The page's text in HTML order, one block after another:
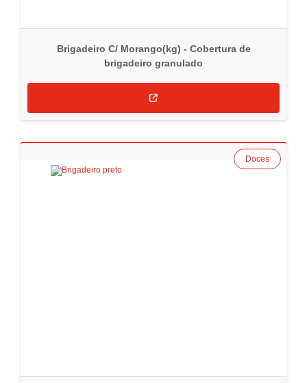
Brigadeiro C/ Morango(kg) - Cobertura de
brigadeiro granulado
Doces